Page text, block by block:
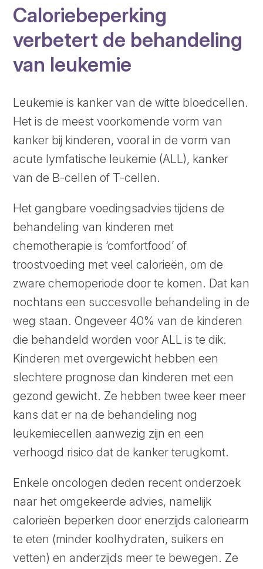
Caloriebeperking
verbetert de behandeling
van leukemie
Leukemie is kanker van de witte bloedcellen.
Het is de meest voorkomende vorm van
kanker bij kinderen, vooral in de vorm van
acute lymfatische leukemie (ALL), kanker
van de B-cellen of T-cellen.
Het gangbare voedingsadvies tijdens de
behandeling van kinderen met
chemotherapie is ‘comfortfood’ of
troostvoeding met veel calorieën, om de
zware chemoperiode door te komen. Dat kan
nochtans een succesvolle behandeling in de
weg staan. Ongeveer 40% van de kinderen
die behandeld worden voor ALL is te dik.
Kinderen met overgewicht hebben een
slechtere prognose dan kinderen met een
gezond gewicht. Ze hebben twee keer meer
kans dat er na de behandeling nog
leukemiecellen aanwezig zijn en een
verhoogd risico dat de kanker terugkomt.
Enkele oncologen deden recent onderzoek
naar het omgekeerde advies, namelijk
calorieën beperken door enerzijds caloriearm
te eten (minder koolhydraten, suikers en
vetten) en anderzijds meer te bewegen. Ze